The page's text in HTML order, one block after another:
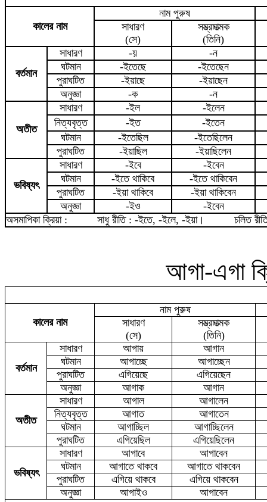
কালের নাম
নাম পুরুষ
সাধারণ
(সে)
সম্ভ্রমাত্মক
(তিনি)
বর্তমান
সাধারণ -য়
-ন
ঘটমান
-ইতেছে
-ইতেছেন
পুরাঘটিত
-ইয়াছে
-ইয়াছেন
অনুজ্ঞা
-ক -ন
অতীত
সাধারণ -ইল
-ইলেন
নিত্যবৃত্ত
-ইত
-ইতেন
ঘটমান
-ইতেছিল
-ইতেছিলেন
পুরাঘটিত
-ইয়াছিল -ইয়াছিলেন
ভবিষ্যৎ
সাধারণ -ইবে
-ইবেন
ঘটমান
-ইতে থাকিবে
-ইতে থাকিবেন
পুরাঘটিত
-ইয়া থাকিবে
-ইয়া থাকিবেন
অনুজ্ঞা
-ইও
-ইবেন
অসমাপিকা ক্রিয়া :
সাধু রীতি : -ইতে, -ইলে, -ইয়া। চলিত
আগা-এগা
কালের নাম
নাম পুরুষ
সাধারণ
(সে)
সম্ভ্রমাত্মক
(তিনি)
বর্তমান
সাধারণ আগায়
আগান
ঘটমান
আগাচ্ছে
আগাচ্ছেন
পুরাঘটিত
এগিয়েছে
এগিয়েছেন
অনুজ্ঞা
আগাক আগান
অতীত
সাধারণ আগাল
আগালেন
নিত্যবৃত্ত
আগাত
আগাতেন
ঘটমান
আগাচ্ছিল
আগাচ্ছিলেন
পুরাঘটিত
এগিয়েছিল এগিয়েছিলেন
ভবিষ্যৎ
সাধারণ আগাবে
আগাবেন
ঘটমান
আগাতে থাকবে
আগাতে থাকবেন
পুরাঘটিত
এগিয়ে থাকবে
এগিয়ে থাকবেন
অনুজ্ঞা
আগাইও আগাবেন